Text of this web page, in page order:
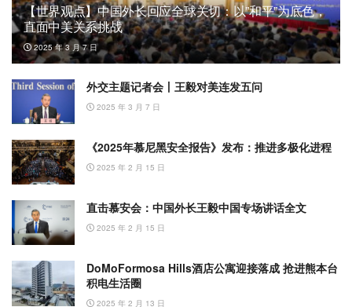
【世界观点】中国外长回应全球关切：以”和平”为底色，
直面中美关系挑战
2025 年 3 月 7 日
外交主题记者会丨王毅对美连发五问
2025 年 3 月 7 日
《2025年慕尼黑安全报告》发布：推进多极化进程
2025 年 2 月 15 日
直击慕安会：中国外长王毅中国专场讲话全文
2025 年 2 月 15 日
DoMoFormosa Hills酒店公寓迎接落成 抢进熊本台
积电生活圈
2025 年 2 月 13 日